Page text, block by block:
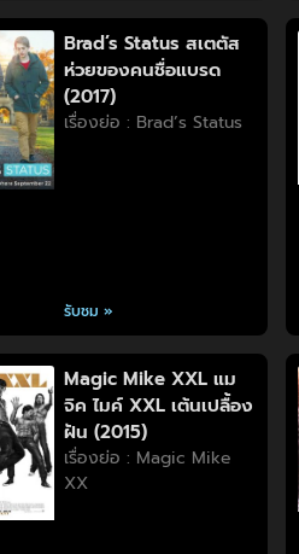
Brad’s Status สเตตัส
ห่วยของคนชื่อแบรด
(2017)
เรื่องย่อ : Brad’s Status
รับชม »
Magic Mike XXL แม
จิค ไมค์ XXL เต้นเปลื้อง
ฝัน (2015)
เรื่องย่อ : Magic Mike
XX